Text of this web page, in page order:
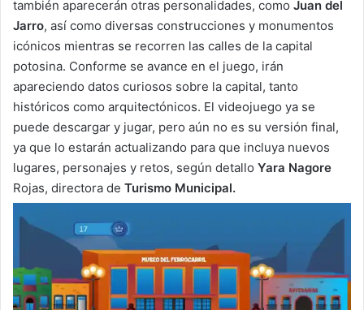
también aparecerán otras personalidades, como Juan del
Jarro, así como diversas construcciones y monumentos
icónicos mientras se recorren las calles de la capital
potosina. Conforme se avance en el juego, irán
apareciendo datos curiosos sobre la capital, tanto
históricos como arquitectónicos. El videojuego ya se
puede descargar y jugar, pero aún no es su versión final,
ya que lo estarán actualizando para que incluya nuevos
lugares, personajes y retos, según detallo Yara Nagore
Rojas, directora de Turismo Municipal.